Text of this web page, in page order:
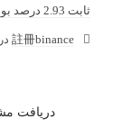
ثابت 2.93 درصد بود.
註冊binance در
دریافت